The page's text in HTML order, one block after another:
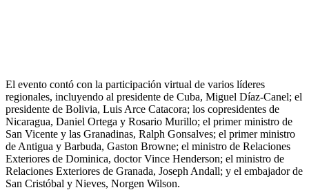
El evento contó con la participación virtual de varios líderes
regionales, incluyendo al presidente de Cuba, Miguel Díaz-Canel; el
presidente de Bolivia, Luis Arce Catacora; los copresidentes de
Nicaragua, Daniel Ortega y Rosario Murillo; el primer ministro de
San Vicente y las Granadinas, Ralph Gonsalves; el primer ministro
de Antigua y Barbuda, Gaston Browne; el ministro de Relaciones
Exteriores de Dominica, doctor Vince Henderson; el ministro de
Relaciones Exteriores de Granada, Joseph Andall; y el embajador de
San Cristóbal y Nieves, Norgen Wilson.